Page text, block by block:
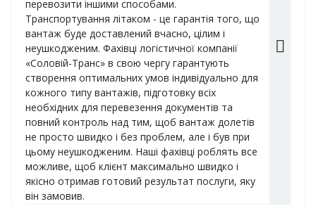
перевозити іншими способами.
Транспортування літаком - це гарантія того, що
вантаж буде доставлений вчасно, цілим і
неушкодженим. Фахівці логістичної компанії
«Соловій-Транс» в свою чергу гарантують
створення оптимальних умов індивідуально для
кожного типу вантажів, підготовку всіх
необхідних для перевезення документів та
повний контроль над тим, щоб вантаж долетів
не просто швидко і без проблем, але і був при
цьому неушкодженим. Наші фахівці роблять все
можливе, щоб клієнт максимально швидко і
якісно отримав готовий результат послуги, яку
він замовив.